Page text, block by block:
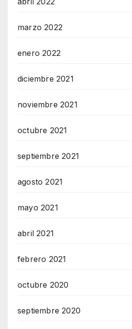
marzo 2022
enero 2022
diciembre 2021
noviembre 2021
octubre 2021
septiembre 2021
agosto 2021
mayo 2021
abril 2021
febrero 2021
octubre 2020
septiembre 2020